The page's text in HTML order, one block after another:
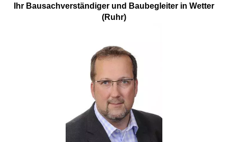
Ihr Bausachverständiger und Baubegleiter in Wetter
(Ruhr)